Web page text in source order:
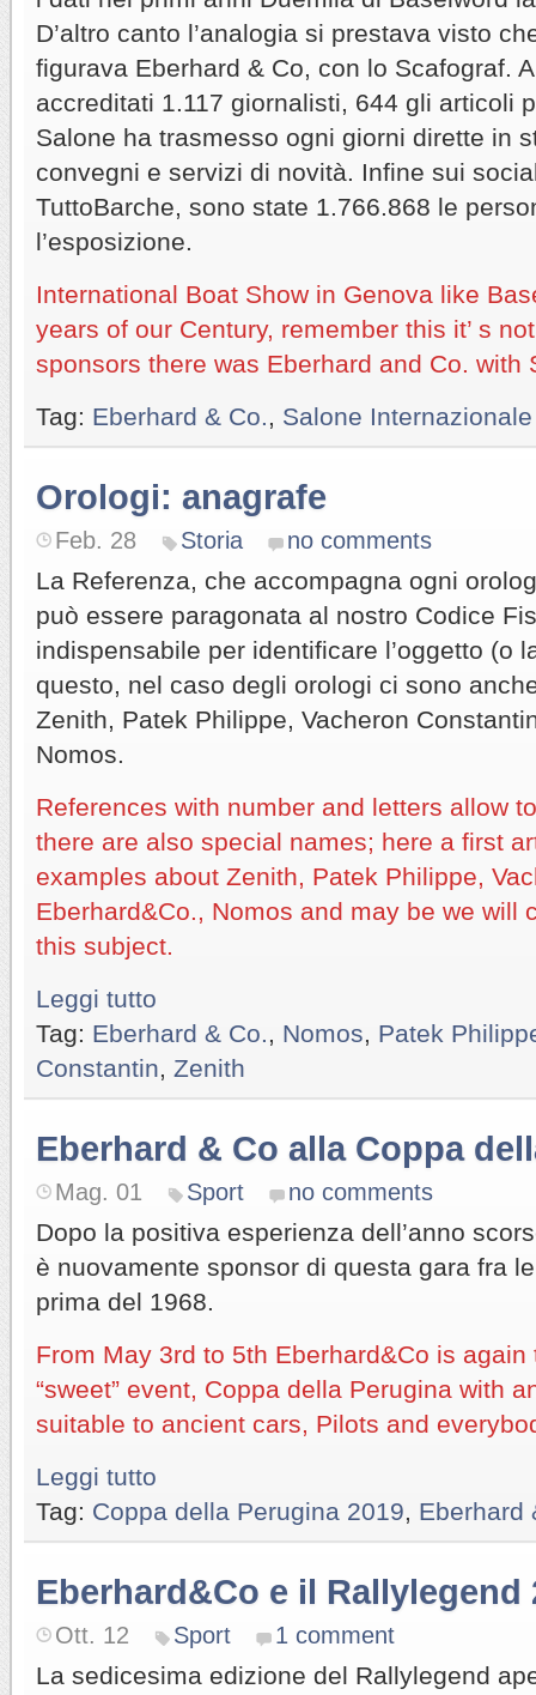
D’altro canto l’analogia si prestava visto
figurava Eberhard & Co, con lo Scafograf.
accreditati 1.117 giornalisti, 644 gli articoli
Salone ha trasmesso ogni giorni dirette in
convegni e servizi di novità. Infine sui
TuttoBarche, sono state 1.766.868 le
l’esposizione.
International Boat Show in Genova like
years of our Century, remember this it’ s
sponsors there was Eberhard and Co. with
Tag: Eberhard & Co. Salone
Orologi: anagrafe
Feb. 28 Storia no comments
La Referenza, che accompagna ogni
può essere paragonata al nostro Codice
indispensabile per identificare l’oggetto (o
questo, nel caso degli orologi ci sono
Zenith, Patek Philippe, Vacheron
Nomos.
References with number and letters allow
there are also special names; here a first
examples about Zenith, Patek Philippe,
Eberhard&Co., Nomos and may be we will
this subject.
Leggi tutto
Tag: Eberhard & Co. Nomos
Patek
Constantin
Zenith
Eberhard & Co alla Coppa
Mag. 01 Sport no comments
Dopo la positiva esperienza dell’anno
è nuovamente sponsor di questa gara fra
prima del 1968.
From May 3rd to 5th Eberhard&Co is
“sweet” event, Coppa della Perugina with
suitable to ancient cars, Pilots and
Leggi tutto
Tag: Coppa della Perugina 2019 Eberhard
Eberhard&Co e il Rallylegend
Ott. 12 Sport 1 comment
La sedicesima edizione del Rallylegend